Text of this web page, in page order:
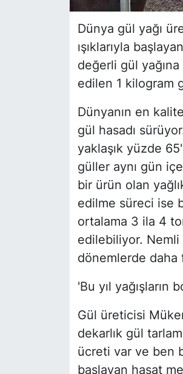
Dünya gül yağı
ışıklarıyla
değerli gül
edilen 1 kilogram
Dünyanın en
gül hasadı
yaklaşık yüzde
güller aynı gün
bir ürün olan
edilme süreci ise
ortalama 3 ila 4
edilebiliyor. Nemli
dönemlerde daha
'Bu yıl yağışların
Gül üreticisi
dekarlık gül
ücreti var ve ben
başlayan hasat